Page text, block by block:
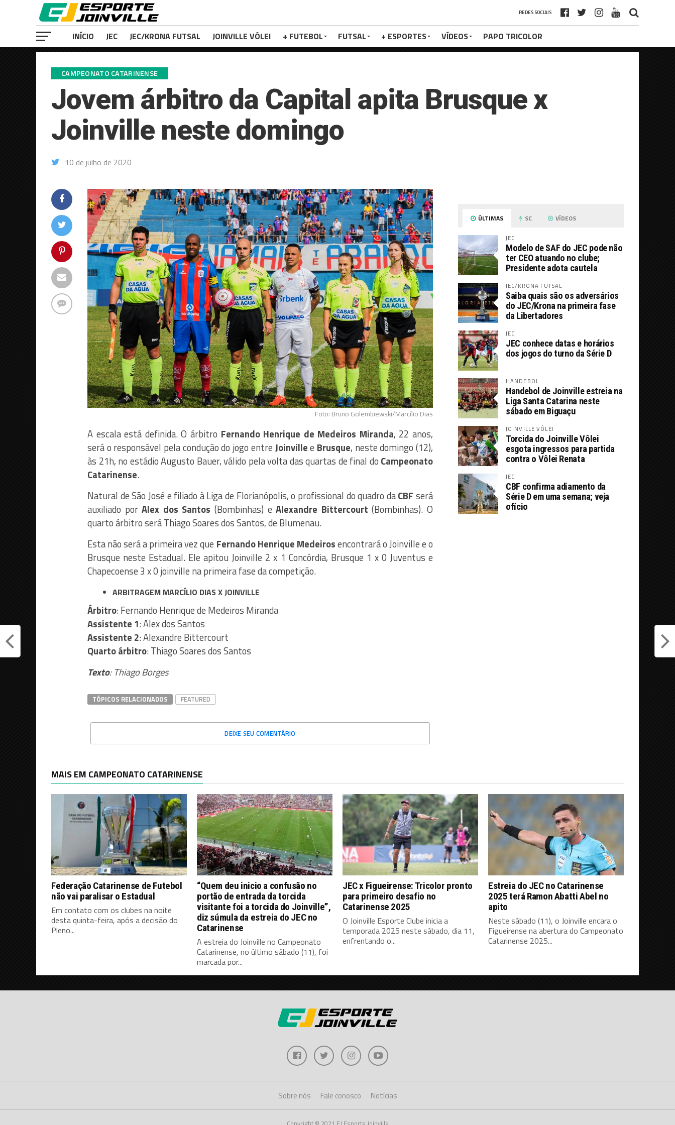
REDES SOCIAIS
INÍCIO JEC JEC/KRONA FUTSAL JOINVILLE VÔLEI + FUTEBOL FUTSAL + ESPORTES VÍDEOS PAPO TRICOLOR
CAMPEONATO CATARINENSE
Jovem árbitro da Capital apita Brusque x
Joinville neste domingo
10 de julho de 2020
Foto: Bruno Golembiewski/Marcílio Dias
A escala está definida. O árbitro Fernando Henrique de Medeiros Miranda, 22 anos,
será o responsável pela condução do jogo entre Joinvillee Brusque, neste domingo (12),
às 21h, no estádio Augusto Bauer, válido pela volta das quartas de final do Campeonato
Catarinense.
Natural de São José e filiado à Liga de Florianópolis, o profissional do quadro daCBF será
auxiliado porAlex dos Santos (Bombinhas) eAlexandre Bittercourt (Bombinhas). O
quarto árbitro será Thiago Soares dos Santos, de Blumenau.
Esta não será a primeira vez que Fernando Henrique Medeirosencontrará o Joinville e o
Brusque neste Estadual. Ele apitou Joinville 2 x 1 Concórdia, Brusque 1 x 0 Juventus e
Chapecoense 3 x 0 joinville na primeira fase da competição.
ARBITRAGEM MARCÍLIO DIAS X JOINVILLE
Árbitro: Fernando Henrique de Medeiros Miranda
Assistente 1: Alex dos Santos
Assistente 2: Alexandre Bittercourt
Quarto árbitro: Thiago Soares dos Santos
Texto: Thiago Borges
TÓPICOS RELACIONADOS FEATURED
DEIXE SEU COMENTÁRIO
ÚLTIMAS SC VÍDEOS
JEC
Modelo de SAF do JEC pode não
ter CEO atuando no clube;
Presidente adota cautela
JEC/KRONA FUTSAL
Saiba quais são os adversários
do JEC/Krona na primeira fase
da Libertadores
JEC
JEC conhece datas e horários
dos jogos do turno da Série D
HANDEBOL
Handebol de Joinville estreia na
Liga Santa Catarina neste
sábado em Biguaçu
JOINVILLE VÔLEI
Torcida do Joinville Vôlei
esgota ingressos para partida
contra o Vôlei Renata
JEC
CBF confirma adiamento da
Série D em uma semana; veja
ofício
MAIS EM CAMPEONATO CATARINENSE
Federação Catarinense de Futebol
não vai paralisar o Estadual
Em contato com os clubes na noite
desta quinta-feira, após a decisão do
Pleno...
“Quem deu inicio a confusão no
portão de entrada da torcida
visitante foi a torcida do Joinville”,
diz súmula da estreia do JEC no
Catarinense
A estreia do Joinville no Campeonato
Catarinense, no último sábado (11), foi
marcada por...
JEC x Figueirense: Tricolor pronto
para primeiro desafio no
Catarinense 2025
O Joinville Esporte Clube inicia a
temporada 2025 neste sábado, dia 11,
enfrentando o...
Estreia do JEC no Catarinense
2025 terá Ramon Abatti Abel no
apito
Neste sábado (11), o Joinville encara o
Figueirense na abertura do Campeonato
Catarinense 2025...
Sobre nós Fale conosco Notícias